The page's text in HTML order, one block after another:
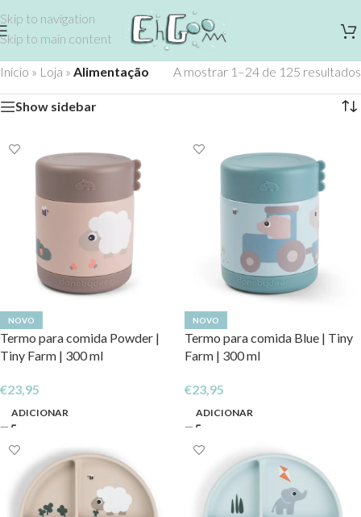
Skip to navigation
Skip to main content
Início » Loja » Alimentação A mostrar 1–24 de 125 resultados
Show sidebar
NOVO
Termo para comida Powder |
Tiny Farm | 300 ml
€23,95
ADICIONAR
NOVO
Termo para comida Blue | Tiny
Farm | 300 ml
€23,95
ADICIONAR